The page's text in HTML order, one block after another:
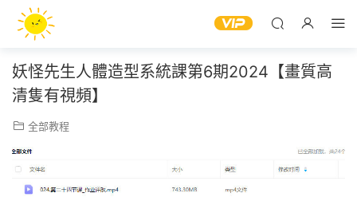
妖怪先生人體造型系統課第6期2024【畫質高
清隻有視頻】
全部教程